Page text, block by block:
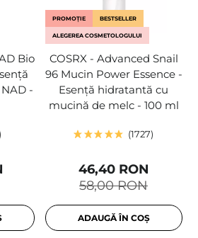
Bio
-
PROMOȚIE BESTSELLER
ALEGEREA COSMETOLOGULUI
COSRX - Advanced Snail
96 Mucin Power Essence -
Esență hidratantă cu
mucină de melc - 100 ml
1727
58,00 RON
46,40 RON
ADAUGĂ ÎN COȘ